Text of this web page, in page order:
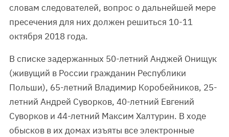
словам следователей, вопрос о дальнейшей мере
пресечения для них должен решиться 10-11
октября 2018 года.
В списке задержанных 50-летний Анджей Онищук
(живущий в России гражданин Республики
Польши), 65-летний Владимир Коробейников, 25-
летний Андрей Суворков, 40-летний Евгений
Суворков и 44-летний Максим Халтурин. В ходе
обысков в их домах изъяты все электронные